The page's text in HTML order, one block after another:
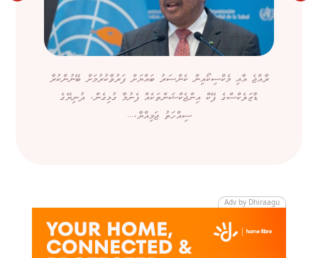
ރާއްޖެ އާއި މެކްސިކޯއިން ކެންސަރު ބައްޔަށް ފަރުވާކުރުމަށް ބޭނުންކުރާ
ޑާޒަލެކްސްގެ ފޭކް އިންޖެކްޝަންތަކެއް ފެނުމާ ގުޅިގެން، ދުނިޔޭގެ
ސިއްހަތު ޖަމިއްޔާ،...
Adv by Dhiraagu